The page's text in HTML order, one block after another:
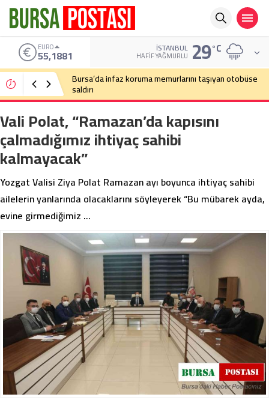
EURO
55,1881 İSTANBUL
HAFIF YAĞMURLU 29°C
Bursa’da infaz koruma memurlarını taşıyan otobüse
saldırı
Vali Polat, “Ramazan’da kapısını
çalmadığımız ihtiyaç sahibi
kalmayacak”
Yozgat Valisi Ziya Polat Ramazan ayı boyunca ihtiyaç sahibi
ailelerin yanlarında olacaklarını söyleyerek “Bu mübarek ayda,
evine girmediğimiz …